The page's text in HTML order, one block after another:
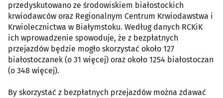
przedyskutowano ze środowiskiem białostockich
krwiodawców oraz Regionalnym Centrum Krwiodawstwa i
Krwiolecznictwa w Białymstoku. Według danych RCKiK
ich wprowadzenie spowoduje, że z bezpłatnych
przejazdów będzie mogło skorzystać około 127
białostoczanek (o 31 więcej) oraz około 1254 białostoczan
(o 348 więcej).
By skorzystać z bezpłatnych przejazdów można zdawać